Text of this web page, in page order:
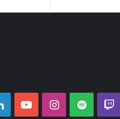
LinkedInYouTubeInstagram
Spotify